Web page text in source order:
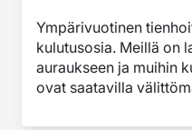
Ympärivuotinen
kulutusosia. Meillä on
auraukseen ja muihin
ovat saatavilla